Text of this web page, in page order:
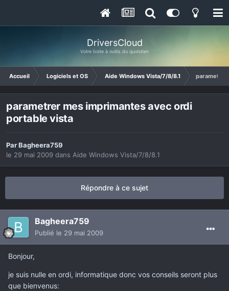
DriversCloud
Votre boite à outils du quotidien
Accueil Logiciels et OS Aide Windows Vista/7/8/8.1 parametrer
parametrer mes imprimantes avec ordi
portable vista
ParBagheera759
le 29 mai 2009 dans Aide Windows Vista/7/8/8.1
Répondre à ce sujet
Bagheera759
Publié le 29 mai 2009
Bonjour,
je suis nulle en ordi, informatique donc vos conseils seront plus
que bienvenus: